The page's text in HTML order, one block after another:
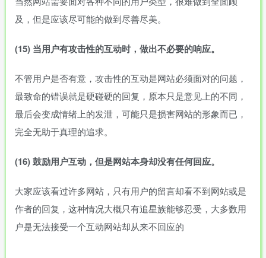
及，但是应该尽可能的做到尽善尽美。
(15) 当用户有攻击性的互动时，做出不必要的响应。
不管用户是否有意，攻击性的互动是网站必须面对的问题，
最致命的错误就是硬碰硬的回复，原本只是意见上的不同，
最后会变成情绪上的发泄，可能只是损害网站的形象而已，
完全无助于真理的追求。
(16)鼓励用户互动，但是网站本身却没有任何回应。
大家应该看过许多网站，只有用户的留言却看不到网站或是
作者的回复，这种情况大概只有追星族能够忍受，大多数用
户是无法接受一个互动网站却从来不回应的